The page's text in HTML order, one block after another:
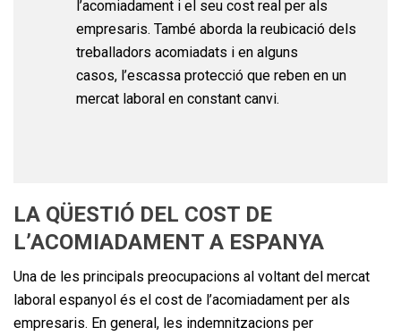
l’acomiadament i el seu cost real per als
empresaris. També aborda la reubicació dels
treballadors acomiadats i en alguns
casos, l’escassa protecció que reben en un
mercat laboral en constant canvi.
LA QÜESTIÓ DEL COST DE
L’ACOMIADAMENT A ESPANYA
Una de les principals preocupacions al voltant del mercat
laboral espanyol és el cost de l’acomiadament per als
empresaris. En general, les indemnitzacions per